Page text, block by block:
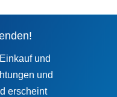
und
und
erscheint